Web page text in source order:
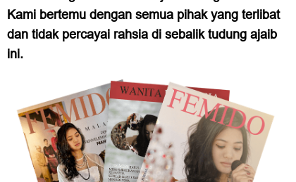
Kami bertemu dengan semua pihak yang terlibat
dan tidak percayai rahsia di sebalik tudung ajaib
ini.